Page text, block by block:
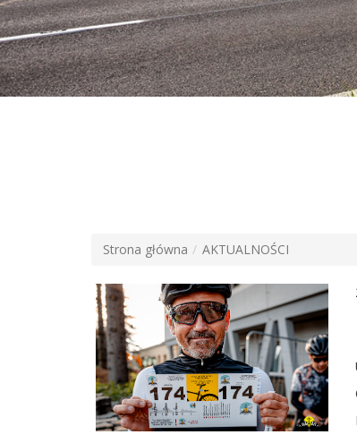
Strona główna AKTUALNOŚCI